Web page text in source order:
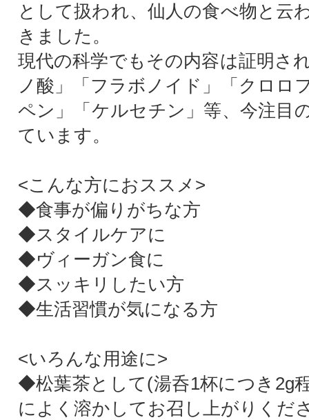
として扱われ、仙人の食べ物と云
きました。
現代の科学でもその内容は証明さ
ノ酸」「フラボノイド」「クロロ
ペン」「ケルセチン」等、今注目
ています。
<こんな方におススメ>
◆食事が偏りがちな方
◆スタイルケアに
◆ヴィーガン食に
◆スッキリしたい方
◆生活習慣が気になる方
<いろんな用途に>
◆松葉茶として(湯呑1杯につき2g
によく溶かしてお召し上がりくだ